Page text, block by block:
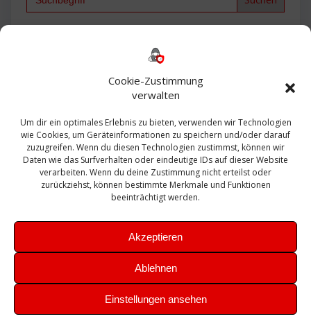
Cookie-Zustimmung
verwalten
Um dir ein optimales Erlebnis zu bieten, verwenden wir Technologien
wie Cookies, um Geräteinformationen zu speichern und/oder darauf
zuzugreifen. Wenn du diesen Technologien zustimmst, können wir
Daten wie das Surfverhalten oder eindeutige IDs auf dieser Website
verarbeiten. Wenn du deine Zustimmung nicht erteilst oder
zurückziehst, können bestimmte Merkmale und Funktionen
beeinträchtigt werden.
Akzeptieren
Ablehnen
Einstellungen ansehen
Bautagebuch
Exchange firewall Fritzbox
Microsoft
Sanierung SBS Security Server Sicherheit
Sicherung SIEM Sophos SSL Ubuntu
Update Upgrade UTM VCenter VCSA Veeam
VMWare VPN WAZUH Windows
Zertifikat
Theme